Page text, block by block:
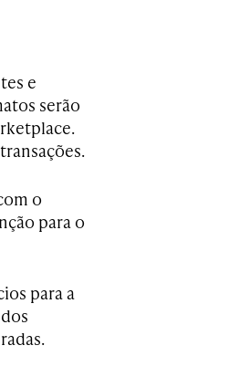
e
serão
o
para o
para a